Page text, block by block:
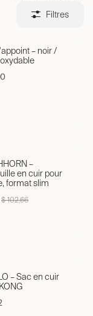
Filtres
– noir /
–
en cuir pour
format slim
$102,66
– Sac en cuir